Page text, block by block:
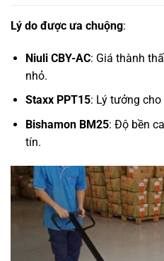
Lý do được ưa chuộng:
Niuli CBY-AC: Giá thành
nhỏ.
Staxx PPT15: Lý tưởng
Bishamon BM25: Độ bền
tín.